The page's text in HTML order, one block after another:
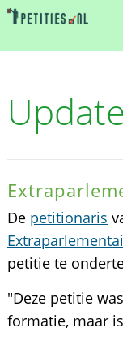
De petitionaris
petitie te
"Deze petitie
formatie, maar